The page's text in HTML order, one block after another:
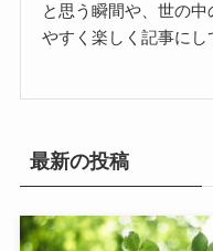
と思う瞬間や、世の
やすく楽しく記事にし
最新の投稿